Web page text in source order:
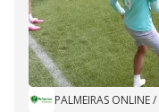
PALMEIRAS ONLINE/